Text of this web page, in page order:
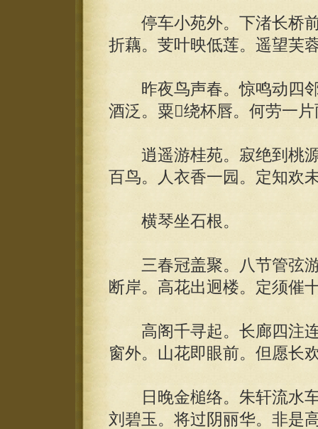
停车小苑外。下渚长桥前
折藕。芰叶映低莲。遥望芙
昨夜鸟声春。惊鸣动四邻
酒泛。粟绕杯唇。何劳一
逍遥游桂苑。寂绝到桃源
百鸟。人衣香一园。定知欢
横琴坐石根。
三春冠盖聚。八节管弦游
断岸。高花出迥楼。定须催
高阁千寻起。长廊四注连
窗外。山花即眼前。但愿长
日晚金槌络。朱轩流水车
刘碧玉。将过阴丽华。非是